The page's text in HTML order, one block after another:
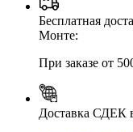
Бесплатная
Монте:
При заказе от
Доставка СДЕК